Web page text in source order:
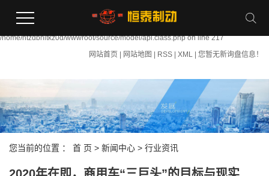
file_put_contents(/home/htzdbhltkz0d/wwwroot/source/cache/license_cache.php):
/home/htzdbhltkz0d/wwwroot/source/model/api.class.php on line 217
网站首页
网站地图 RSS XML 您暂无新询盘信息！
您当前的位置 ： 首 页 > 新闻中心 > 行业资讯